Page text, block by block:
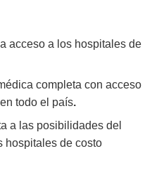
acceso a los hospitales de
completa con acceso
todo el país.
a las posibilidades del
hospitales de costo